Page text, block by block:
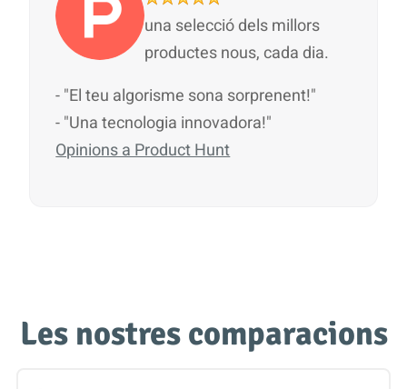
- "El teu algorisme sona sorprenent!"
- "Una tecnologia innovadora!"
Opinions a Product Hunt
una selecció dels millors
productes nous, cada dia.
Les nostres comparacions